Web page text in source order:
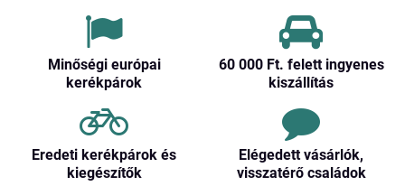
Minőségi európai
kerékpárok
60 000 Ft​. felett ingyenes
kiszállítás
Eredeti kerékpárok és
kiegészítők
Elégedett vásárlók,
visszatérő családok